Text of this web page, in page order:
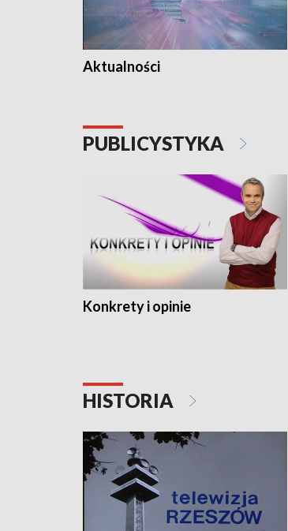
Aktualności
PUBLICYSTYKA
Konkrety i opinie
HISTORIA